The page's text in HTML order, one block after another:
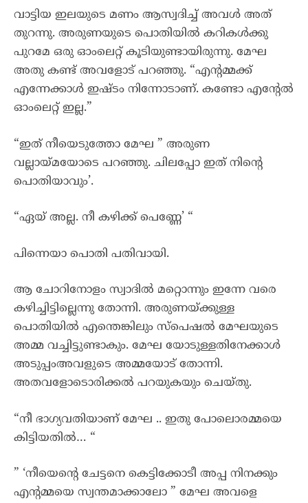
വാട്ടിയ ഇലയുടെ മണം ആസ്വദിച്ച് അവൾ അത്
തുറന്നു. അരുണയുടെ പൊതിയിൽ കറികൾക്കു
പുറമേ ഒരു ഓംലെറ്റ് കൂടിയുണ്ടായിരുന്നു. മേഘ
അതു കണ്ട് അവളോട് പറഞ്ഞു. “എൻ്റമ്മക്ക്
എന്നേക്കാൾ ഇഷ്ടം നിന്നോടാണ്. കണ്ടോ എൻ്റേൽ
ഓംലെറ്റ് ഇല്ല.”
“ഇത് നീയെടുത്തോ മേഘ ” അരുണ
വല്ലായ്മയോടെ പറഞ്ഞു. ചിലപ്പോ ഇത് നിൻ്റെ
പൊതിയാവും’.
“ഏയ് അല്ല. നീ കഴിക്ക് പെണ്ണേ’ “
പിന്നെയാ പൊതി പതിവായി.
ആ ചോറിനോളം സ്വാദിൽ മറ്റൊന്നും ഇന്നേ വരെ
കഴിച്ചിട്ടില്ലെന്നു തോന്നി. അരുണയ്ക്കുള്ള
പൊതിയിൽ എന്തെങ്കിലും സ്പെഷൽ മേഘയുടെ
അമ്മ വച്ചിട്ടുണ്ടാകും. മേഘ യോടുള്ളതിനേക്കാൾ
അടുപ്പംഅവളുടെ അമ്മയോട് തോന്നി.
അതവളോടൊരിക്കൽ പറയുകയും ചെയ്തു.
“നീ ഭാഗ്യവതിയാണ് മേഘ .. ഇതു പോലൊരമ്മയെ
കിട്ടിയതിൽ… “
” ‘നീയെൻ്റെ ചേട്ടനെ കെട്ടിക്കോടീ അപ്പ നിനക്കും
എൻ്റമ്മയെ സ്വന്തമാക്കാലോ ” മേഘ അവളെ